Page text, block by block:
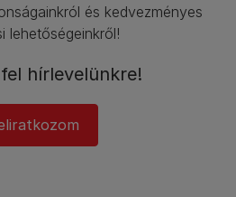
és kedvezményes
lehetőségeinkről!​
hírlevelünkre!​